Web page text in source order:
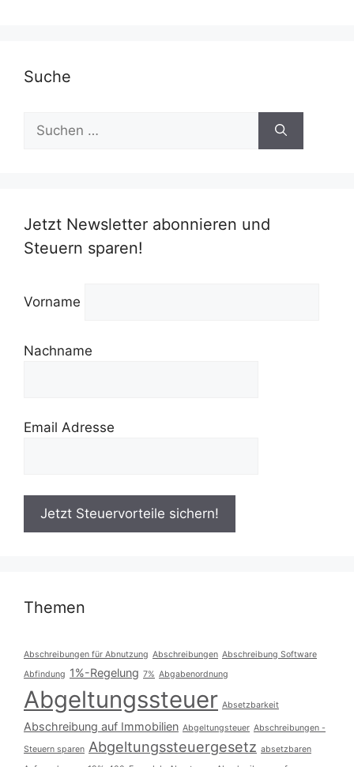
Suche
Suchen
nach:
Jetzt Newsletter abonnieren und
Steuern sparen!
Vorname
Nachname
Email Adresse
Themen
Abschreibungen für Abnutzung Abschreibungen Abschreibung Software
Abfindung 1%-Regelung 7% Abgabenordnung
Abgeltungssteuer Absetzbarkeit
Abschreibung auf Immobilien Abgeltungsteuer Abschreibungen -
Steuern sparen Abgeltungssteuergesetz absetzbaren